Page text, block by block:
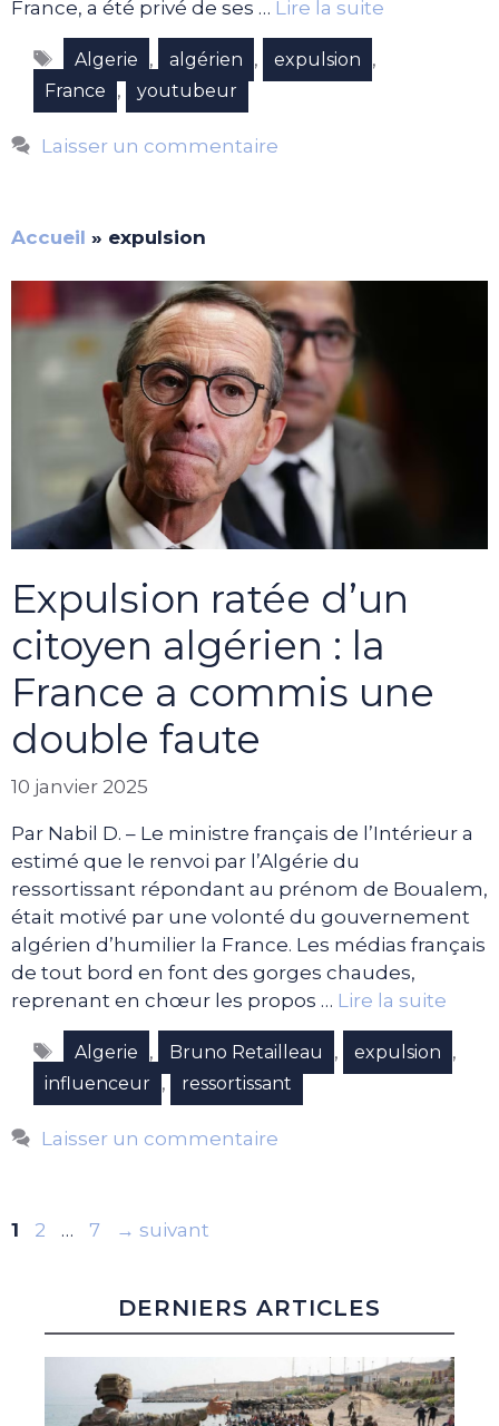
France, a été privé de ses … Lire la suite
Étiquettes
Algerie , algérien , expulsion ,
France , youtubeur
Laisser un commentaire
Accueil » expulsion
Expulsion ratée d’un
citoyen algérien : la
France a commis une
double faute
10 janvier 2025
Par Nabil D. – Le ministre français de l’Intérieur a
estimé que le renvoi par l’Algérie du
ressortissant répondant au prénom de Boualem,
était motivé par une volonté du gouvernement
algérien d’humilier la France. Les médias français
de tout bord en font des gorges chaudes,
reprenant en chœur les propos … Lire la suite
Étiquettes
Algerie , Bruno Retailleau , expulsion ,
influenceur , ressortissant
Laisser un commentaire
Page
1 Page
2 … Page
7 → suivant
DERNIERS ARTICLES